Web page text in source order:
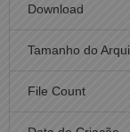
Download
Tamanho do
File Count